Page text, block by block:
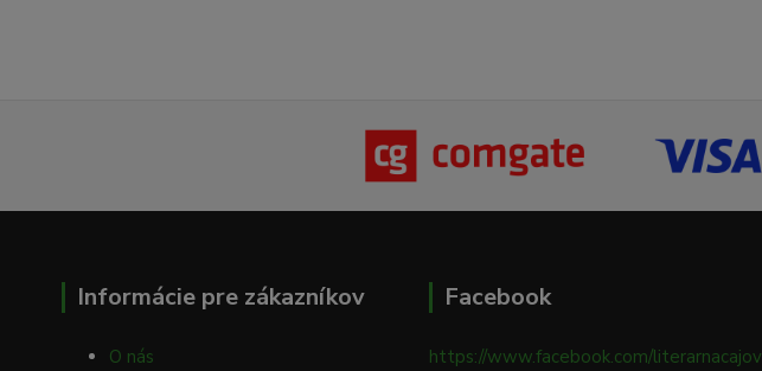
Informácie pre zákazníkov
O nás
Facebook
https://www.facebook.com/literarnacajov